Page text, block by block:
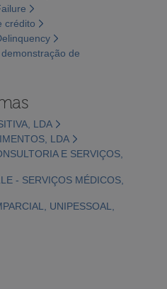
crédito
de
LDA
LDA
E SERVIÇOS,
- SERVIÇOS MÉDICOS,
UNIPESSOAL,